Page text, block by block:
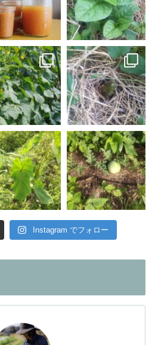
Instagram でフォロー